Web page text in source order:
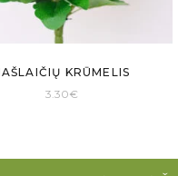
KRŪMELIS
3.30€